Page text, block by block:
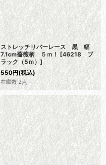
ストレッチリバーレース 黒 幅
7.1cm薔薇柄 ５ｍ！ [46218 ブ
ラック（5ｍ） ]
550円(税込)
在庫数 2点